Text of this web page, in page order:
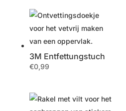
3M Entfettungstuch
€0,99